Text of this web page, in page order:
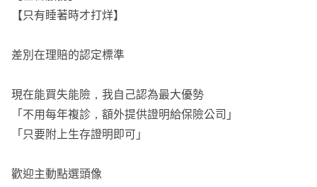
左上角點擊頭像查看更多關於我的資訊，連結中有聯繫方式
【只有睡著時才打烊】
差別在理賠的認定標準
現在能買失能險，我自己認為最大優勢
「不用每年複診，額外提供證明給保險公司」
「只要附上生存證明即可」
歡迎主動點選頭像